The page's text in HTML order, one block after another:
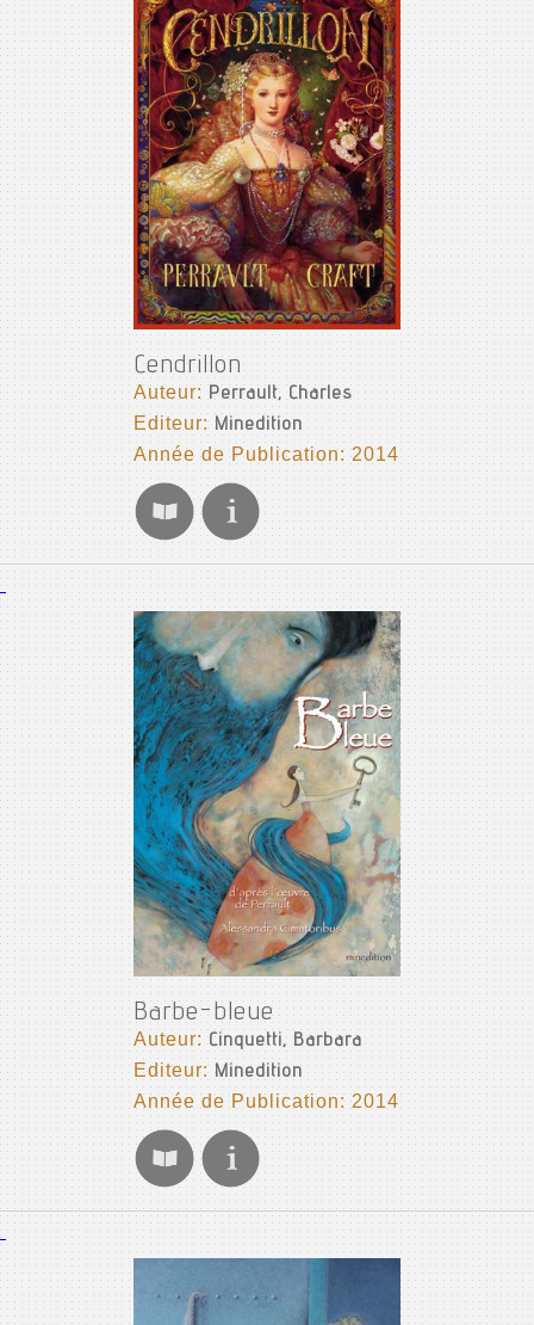
Cendrillon
Auteur:Perrault, Charles
Editeur: Minedition
Année de Publication: 2014
Barbe-bleue
Auteur:Cinquetti, Barbara
Editeur: Minedition
Année de Publication: 2014